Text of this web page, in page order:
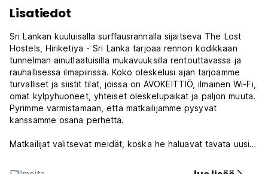
Lisatiedot
Sri Lankan kuuluisalla surffausrannalla sijaitseva The Lost
Hostels, Hiriketiya - Sri Lanka tarjoaa rennon kodikkaan
tunnelman ainutlaatuisilla mukavuuksilla rentouttavassa ja
rauhallisessa ilmapiirissä. Koko oleskelusi ajan tarjoamme
turvalliset ja siistit tilat, joissa on AVOKEITTIÖ, ilmainen Wi-Fi,
omat kylpyhuoneet, yhteiset oleskelupaikat ja paljon muuta.
Pyrimme varmistamaan, että matkailijamme pysyvät
kanssamme osana perhettä.
Matkailijat valitsevat meidät, koska he haluavat tavata uusia
ja oppia uusia kulttuureja oleskellessaan kodikkaassa